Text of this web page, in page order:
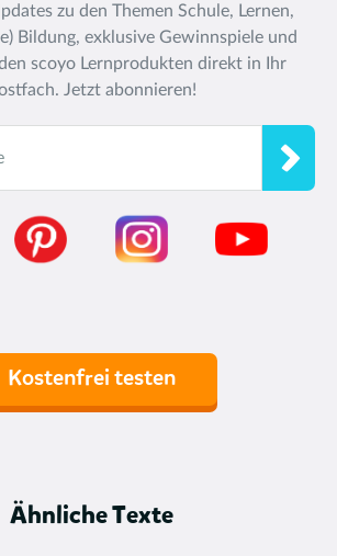
zu den Themen Schule, Lernen,
Bildung, exklusive Gewinnspiele und
scoyo Lernprodukten direkt in Ihr
Jetzt abonnieren!
Kostenfrei testen
Ähnliche Texte